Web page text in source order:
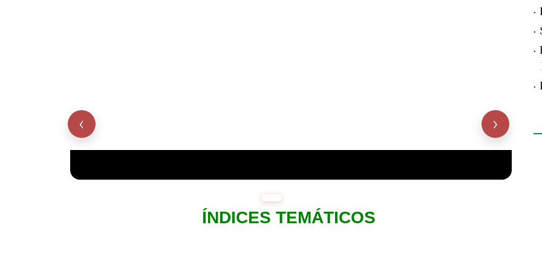
‹ ›
ÍNDICES TEMÁTICOS
·
·